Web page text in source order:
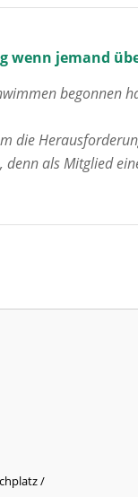
wenn jemand
begonnen
die
als Mitglied
/